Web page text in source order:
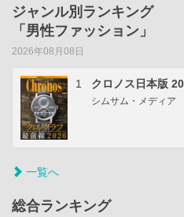
ジャンル別ランキング
「男性ファッション」
2026年08月08日
1 クロノス日本版
シムサム・メディア
一覧へ
総合ランキング